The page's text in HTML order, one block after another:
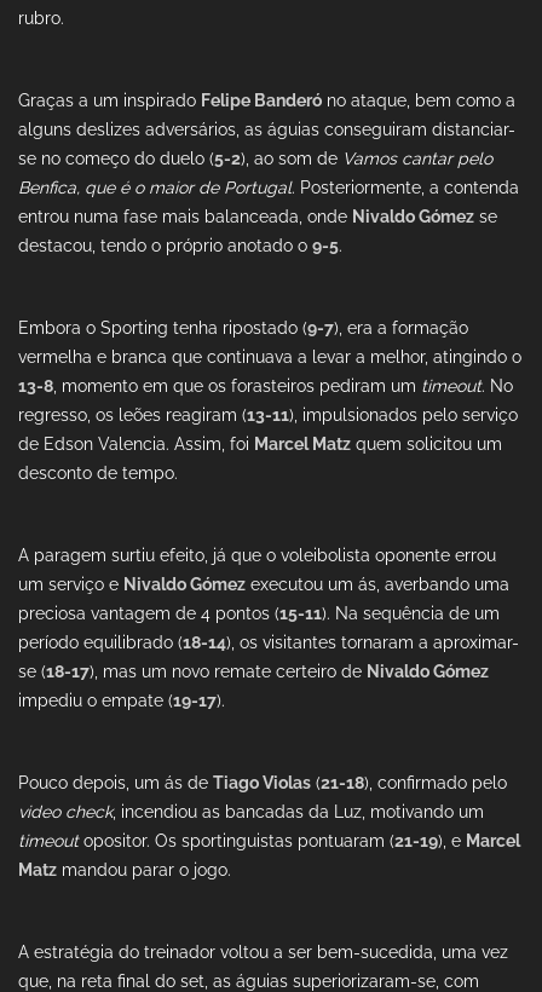
rubro.
Graças a um inspirado Felipe Banderó no ataque, bem como a
alguns deslizes adversários, as águias conseguiram distanciar-
se no começo do duelo (5-2), ao som de Vamos cantar pelo
Benfica, que é o maior de Portugal. Posteriormente, a contenda
entrou numa fase mais balanceada, onde Nivaldo Gómez se
destacou, tendo o próprio anotado o 9-5.
Embora o Sporting tenha ripostado (9-7), era a formação
vermelha e branca que continuava a levar a melhor, atingindo o
13-8 , momento em que os forasteiros pediram um timeout. No
regresso, os leões reagiram (13-11), impulsionados pelo serviço
de Edson Valencia. Assim, foi Marcel Matz quem solicitou um
desconto de tempo.
A paragem surtiu efeito, já que o voleibolista oponente errou
um serviço e Nivaldo Gómez executou um ás, averbando uma
preciosa vantagem de 4 pontos (15-11). Na sequência de um
período equilibrado (18-14), os visitantes tornaram a aproximar-
se (18-17), mas um novo remate certeiro de Nivaldo Gómez
impediu o empate (19-17).
Pouco depois, um ás de Tiago Violas (21-18), confirmado pelo
video check, incendiou as bancadas da Luz, motivando um
timeoutopositor. Os sportinguistas pontuaram (21-19), e Marcel
Matz mandou parar o jogo.
A estratégia do treinador voltou a ser bem-sucedida, uma vez
que, na reta final do set, as águias superiorizaram-se, com